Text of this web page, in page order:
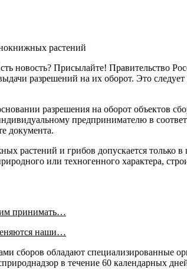
новость? Присылайте! Правительство
разрешений на их оборот. Это
разрешения на оборот объектов
предпринимателю в
документа.
растений и грибов допускается только
или техногенного характера,
принимать…
наши…
сборов обладают специализированные
в течение 60 календарных